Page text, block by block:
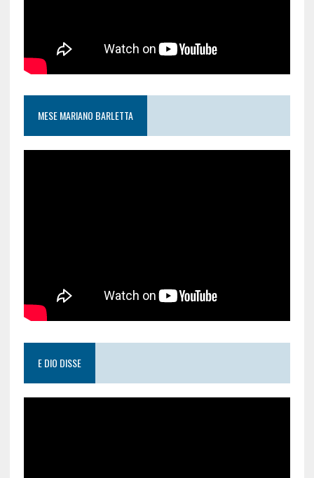
MESE MARIANO BARLETTA
E DIO DISSE